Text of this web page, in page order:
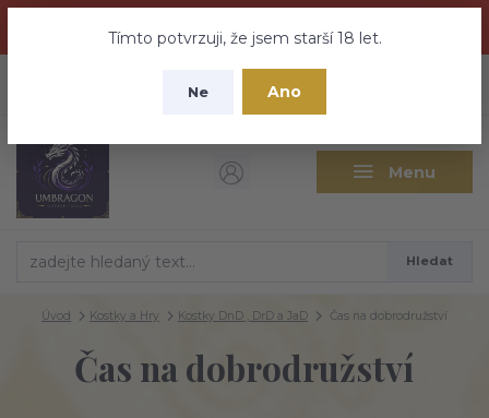
nebuďte vyděšeni zde najdete vše a ještě mnohem víc
Tímto potvrzuji, že jsem starší 18 let.
Ne Ano
Menu
CZK
Hledat
Úvod Kostky a Hry Kostky DnD , DrD a JaD Čas na dobrodružství
Čas na dobrodružství